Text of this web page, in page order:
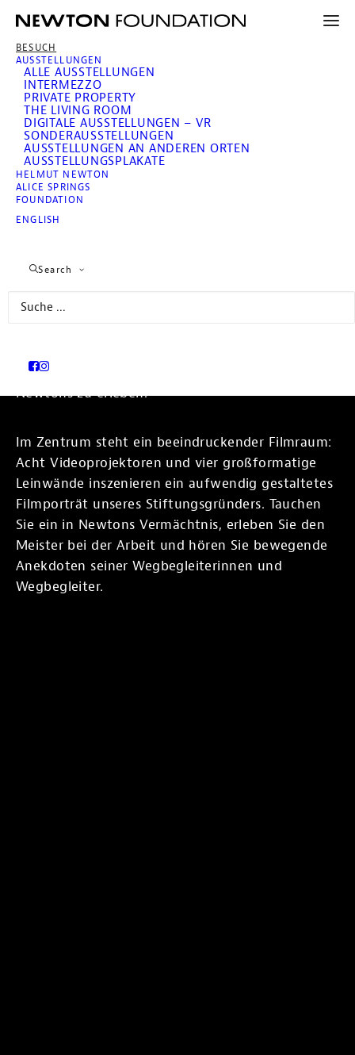
BESUCH
AUSSTELLUNGEN
ALLE AUSSTELLUNGEN
INTERMEZZO
PRIVATE PROPERTY
THE LIVING ROOM
DIGITALE AUSSTELLUNGEN – VR
SONDERAUSSTELLUNGEN
AUSSTELLUNGEN AN ANDEREN ORTEN
AUSSTELLUNGSPLAKATE
HELMUT NEWTON
ALICE SPRINGS
FOUNDATION
ENGLISH
Search
Newton Foundation
Aktuell
Intermezzo. Revisiting Helmut
Newton
Seit 24. April
der Dauerausstellung
Fotografie zeigen wir seit dem 24. April mit
intensive Art, Werk und Persönlichkeit Helmut
Newtons zu erleben.
Im Zentrum steht ein beeindruckender Filmraum:
Acht Videoprojektoren und vier großformatige
Leinwände inszenieren ein aufwendig gestaltetes
Filmporträt unseres Stiftungsgründers. Tauchen
Sie ein in Newtons Vermächtnis, erleben Sie den
Meister bei der Arbeit und hören Sie bewegende
Anekdoten seiner Wegbegleiterinnen und
Wegbegleiter.